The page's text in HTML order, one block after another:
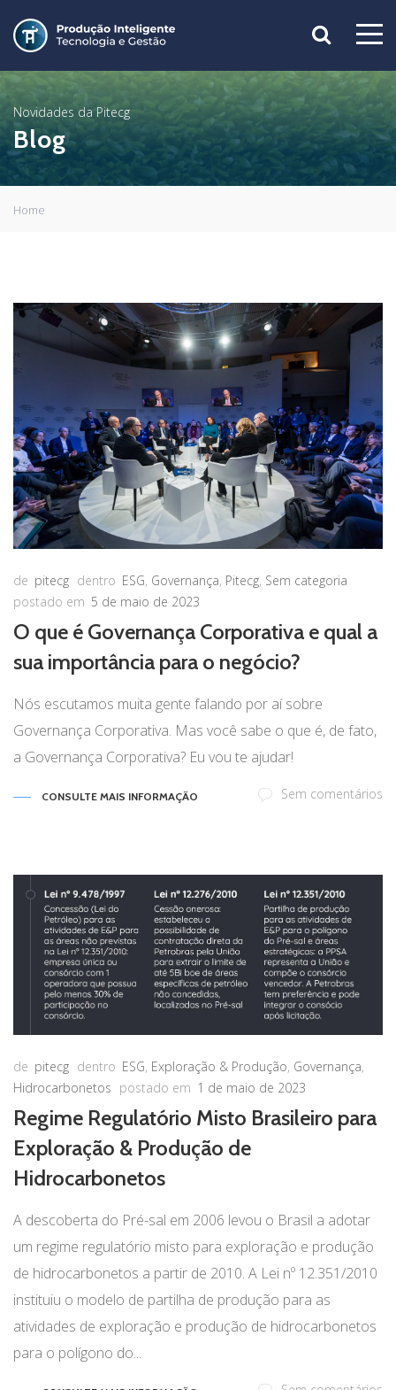
Novidades da Pitecg
Blog
Home
de pitecg dentro ESG, Governança, Pitecg, Sem categoria
postado em 5 de maio de 2023
O que é Governança Corporativa e qual a
sua importância para o negócio?
Nós escutamos muita gente falando por aí sobre
Governança Corporativa. Mas você sabe o que é, de fato,
a Governança Corporativa? Eu vou te ajudar!
CONSULTE MAIS INFORMAÇÃO Sem comentários
de pitecg dentro ESG, Exploração & Produção, Governança,
Hidrocarbonetos postado em 1 de maio de 2023
Regime Regulatório Misto Brasileiro para
Exploração & Produção de
Hidrocarbonetos
A descoberta do Pré-sal em 2006 levou o Brasil a adotar
um regime regulatório misto para exploração e produção
de hidrocarbonetos a partir de 2010. A Lei nº 12.351/2010
instituiu o modelo de partilha de produção para as
atividades de exploração e produção de hidrocarbonetos
para o polígono do...